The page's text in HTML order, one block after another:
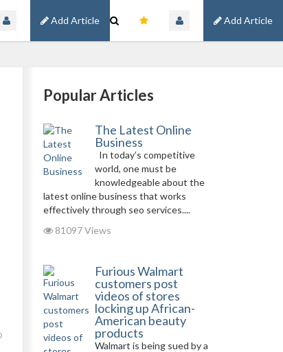
Add Article
Add Article
Popular Articles
The Latest Online
Business
In today’s competitive
world, one must be
knowledgeable about the
latest online business that works
effectively through seo services....
81097 Views
Furious Walmart
customers post
videos of stores
locking up African-
American beauty
products
Walmart is being sued by a